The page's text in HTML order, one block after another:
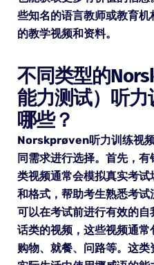
些知名的语言教师或教育
的教学视频和资料。
不同类型的
能力测试）听
哪些？
Norskprøven听力训练视
同需求进行选择。首先，
类视频通常会模拟真实考
和格式，帮助考生熟悉考
可以在考试前进行有效的
话类的视频，这些视频通
购物、就餐、问路等。这